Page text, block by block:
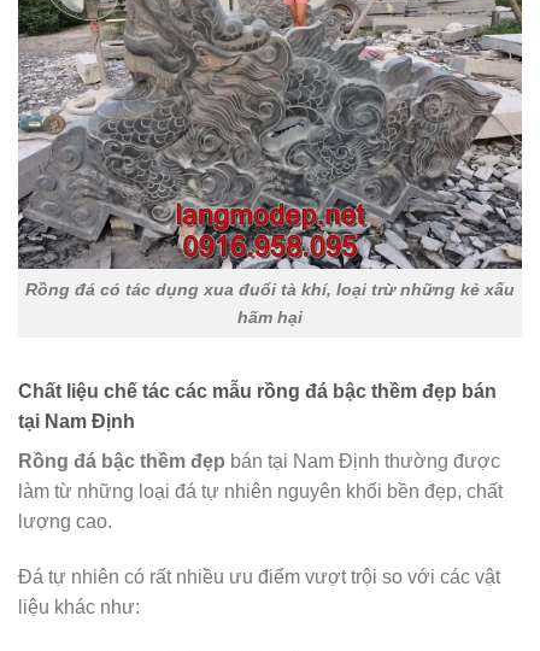
Rồng đá có tác dụng xua đuổi tà khí, loại trừ những kẻ xấu
hãm hại
Chất liệu chế tác các mẫu rồng đá bậc thềm đẹp bán
tại Nam Định
Rồng đá bậc thềm đẹp bán tại Nam Định thường được
làm từ những loại đá tự nhiên nguyên khối bền đẹp, chất
lượng cao.
Đá tự nhiên có rất nhiều ưu điểm vượt trội so với các vật
liệu khác như: